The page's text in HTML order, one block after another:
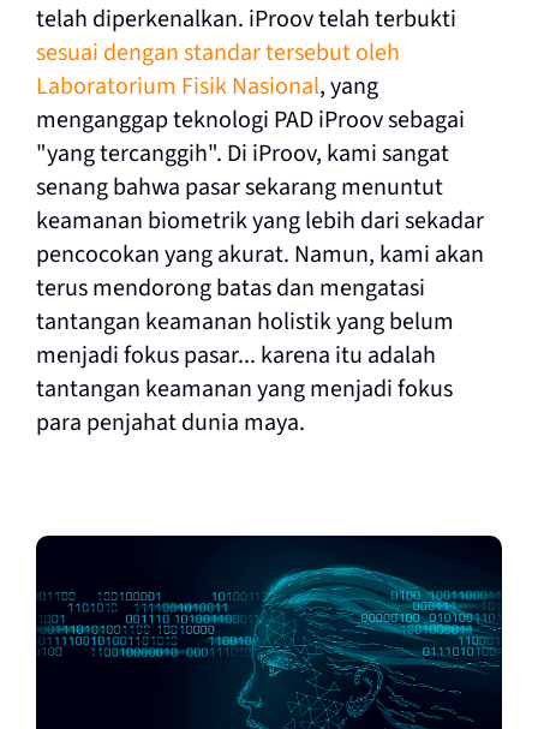
telah diperkenalkan. iProov telah terbukti
sesuai dengan standar tersebut oleh
Laboratorium Fisik Nasional, yang
menganggap teknologi PAD iProov sebagai
"yang tercanggih". Di iProov, kami sangat
senang bahwa pasar sekarang menuntut
keamanan biometrik yang lebih dari sekadar
pencocokan yang akurat. Namun, kami akan
terus mendorong batas dan mengatasi
tantangan keamanan holistik yang belum
menjadi fokus pasar... karena itu adalah
tantangan keamanan yang menjadi fokus
para penjahat dunia maya.